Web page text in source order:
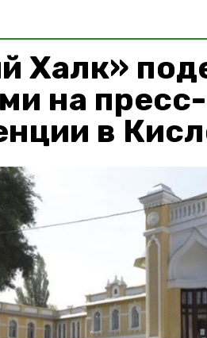
Халк»
на пресс-
в